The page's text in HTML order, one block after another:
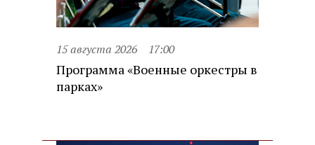
15 августа 2026 17:00
Программа «Военные оркестры в
парках»